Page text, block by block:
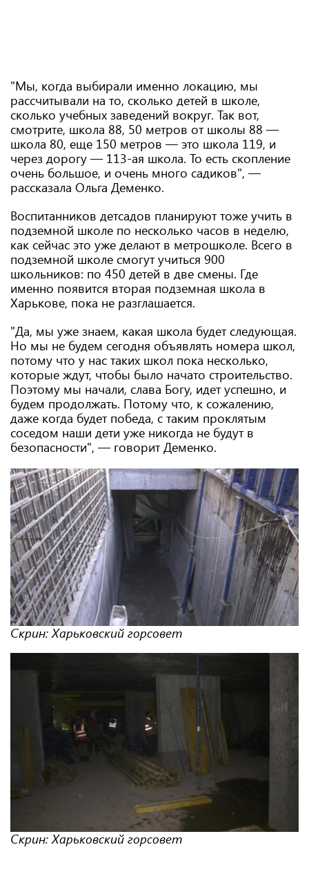
"Мы, когда выбирали именно локацию, мы
рассчитывали на то, сколько детей в школе,
сколько учебных заведений вокруг. Так вот,
смотрите, школа 88, 50 метров от школы 88 —
школа 80, еще 150 метров — это школа 119, и
через дорогу — 113-ая школа. То есть скопление
очень большое, и очень много садиков", —
рассказала Ольга Деменко.
Воспитанников детсадов планируют тоже учить в
подземной школе по несколько часов в неделю,
как сейчас это уже делают в метрошколе. Всего в
подземной школе смогут учиться 900
школьников: по 450 детей в две смены. Где
именно появится вторая подземная школа в
Харькове, пока не разглашается.
"Да, мы уже знаем, какая школа будет следующая.
Но мы не будем сегодня объявлять номера школ,
потому что у нас таких школ пока несколько,
которые ждут, чтобы было начато строительство.
Поэтому мы начали, слава Богу, идет успешно, и
будем продолжать. Потому что, к сожалению,
даже когда будет победа, с таким проклятым
соседом наши дети уже никогда не будут в
безопасности", — говорит Деменко.
Скрин: Харьковский горсовет
Скрин: Харьковский горсовет